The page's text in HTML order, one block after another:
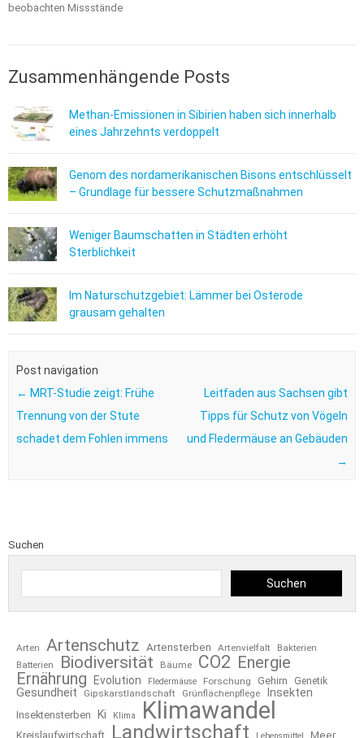
beobachten Missstände
Zusammenhängende Posts
Methan-Emissionen in Sibirien haben sich innerhalb
eines Jahrzehnts verdoppelt
Genom des nordamerikanischen Bisons entschlüsselt
– Grundlage für bessere Schutzmaßnahmen
Weniger Baumschatten in Städten erhöht
Sterblichkeit
Im Naturschutzgebiet: Lämmer bei Osterode
grausam gehalten
Post navigation
← MRT-Studie zeigt: Frühe
Trennung von der Stute
schadet dem Fohlen immens
Leitfaden aus Sachsen gibt
Tipps für Schutz von Vögeln
und Fledermäuse an Gebäuden
→
Suchen
Suchen
Arten Artenschutz Artensterben Artenvielfalt
Bakterien
Batterien
Biodiversität Bäume CO2 Energie
Ernährung
Evolution Fledermäuse Forschung Gehirn Genetik
Gesundheit Gipskarstlandschaft Grünflächenpflege Insekten
Insektensterben Ki Klima Klimawandel
Kreislaufwirtschaft Landwirtschaft Meer